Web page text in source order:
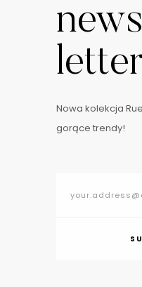
news
Nowa kolekcja
gorące trendy!